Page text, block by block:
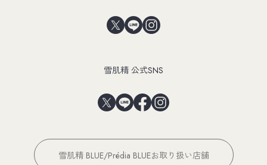
雪肌精 公式SNS
雪肌精 BLUE/Prédia BLUEお取り扱い店舗